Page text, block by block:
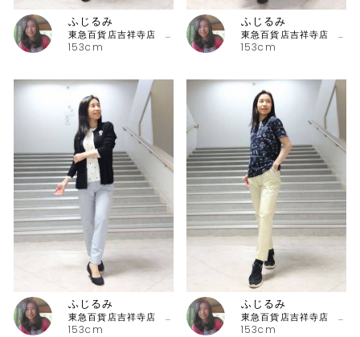
153cm
ふじるみ
東急百貨店吉祥寺店 ピッコーネ
153cm
ふじるみ
東急百貨店吉祥寺店 ピッコーネ
153cm
ふじるみ
東急百貨店吉祥寺店 ピッコーネ
153cm
ふじるみ
東急百貨店吉祥寺店 ピッコーネ